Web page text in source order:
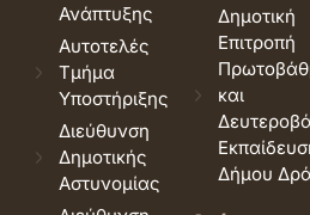
Ανάπτυξης
Αυτοτελές
Τμήμα
Υποστήριξης
Διεύθυνση
Δημοτικής
Αστυνομίας
Δημοτική
Επιτροπή
και
Δήμου